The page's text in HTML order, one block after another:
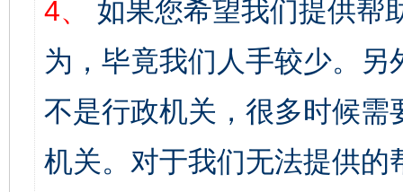
4、
如果您希望我们提供帮
为，毕竟我们人手较少。
不是行政机关，很多时候
机关。对于我们无法提供